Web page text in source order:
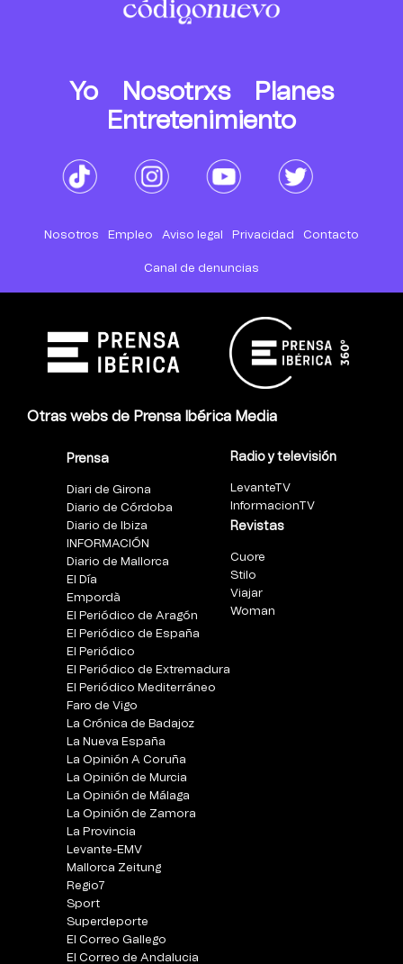
Yo Nosotrxs
Planes
Entretenimiento
Nosotros Empleo Aviso legal Privacidad Contacto
Canal de denuncias
Otras webs de Prensa Ibérica Media
Prensa
Diari de Girona
Diario de Córdoba
Diario de Ibiza
INFORMACIÓN
Diario de Mallorca
El Día
Empordà
El Periódico de Aragón
El Periódico de España
El Periódico
El Periódico de Extremadura
El Periódico Mediterráneo
Faro de Vigo
La Crónica de Badajoz
La Nueva España
La Opinión A Coruña
La Opinión de Murcia
La Opinión de Málaga
La Opinión de Zamora
La Provincia
Levante-EMV
Mallorca Zeitung
Regio7
Sport
Superdeporte
El Correo Gallego
El Correo de Andalucia
Radio y televisión
LevanteTV
InformacionTV
Revistas
Cuore
Stilo
Viajar
Woman